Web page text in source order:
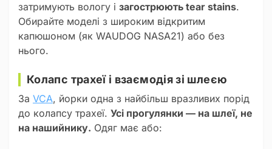
затримують вологу і загострюють tear stains.
Обирайте моделі з широким відкритим
капюшоном (як WAUDOG NASA21) або без
нього.
Колапс трахеї і взаємодія зі шлеєю
За VCA, йорки одна з найбільш вразливих порід
до колапсу трахеї. Усі прогулянки — на шлеї, не
на нашийнику. Одяг має або: